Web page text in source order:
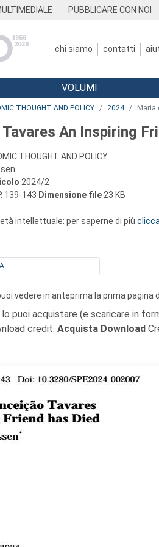
PUBBLICARE CON NOI
chi siamo contatti
VOLUMI
THOUGHT AND POLICY 2024 Maria
An Inspiring
THOUGHT AND POLICY
2024/2
139-143 Dimensione file 23 KB
intellettuale: per saperne di più
vedere in anteprima la prima pagina
puoi acquistare (e scaricare in
credit. Acquista Download